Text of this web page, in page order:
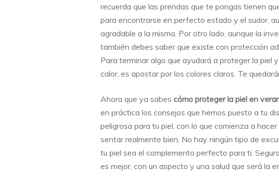
recuerda que las prendas que te pongas tienen
para encontrarse en perfecto estado y el sudor,
agradable a la misma. Por otro lado, aunque la
también debes saber que existe con protección
Para terminar algo que ayudará a proteger la piel
calor, es apostar por los colores claros. Te
Ahora que ya sabes cómo proteger la piel en
en práctica los consejos que hemos puesto a tu
peligrosa para tu piel, con lo que comienza a
sentar realmente bien. No hay ningún tipo de
tu piel sea el complemento perfecto para ti.
es mejor, con un aspecto y una salud que será la